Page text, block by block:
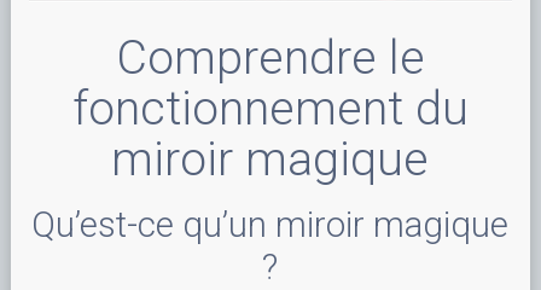
Comprendre le
fonctionnement du
miroir magique
Qu’est-ce qu’un miroir magique
?